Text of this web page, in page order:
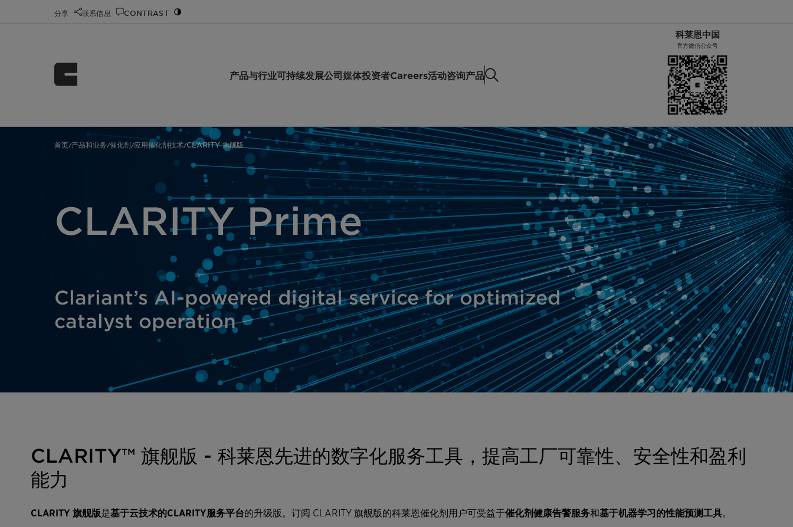
分享 联系信息 CONTRAST
产品与行业可持续发展公司媒体投资者Careers活动咨询产品
科莱恩中国
官方微信公众号
首页/产品和业务/催化剂/应用催化剂技术/CLARITY 旗舰版
CLARITY Prime
Clariant’s AI-powered digital service for optimized
catalyst operation
CLARITY™ 旗舰版 - 科莱恩先进的数字化服务工具，提高工厂可靠性、安全性和盈利
能力
CLARITY 旗舰版是基于云技术的CLARITY服务平台的升级版。订阅 CLARITY 旗舰版的科莱恩催化剂用户可受益于催化剂健康告警服务和基于机器学习的性能预测工具。